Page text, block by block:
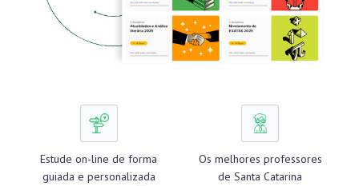
Estude on-line de forma
guiada e personalizada
Os melhores professores
de Santa Catarina